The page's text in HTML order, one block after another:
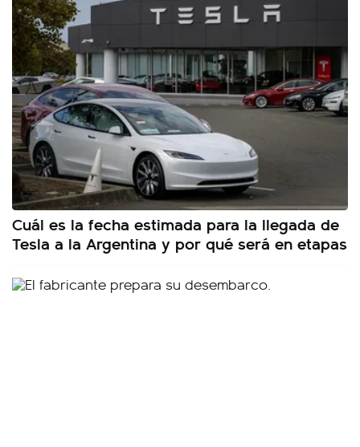
Cuál es la fecha estimada para la llegada de
Tesla a la Argentina y por qué será en etapas